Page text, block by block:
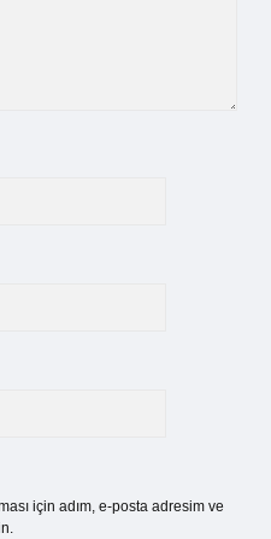
için adım, e-posta adresim ve